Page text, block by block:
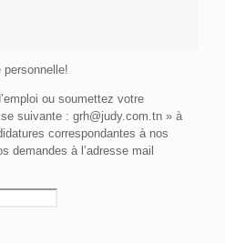
personnelle!
ou soumettez votre
suivante : grh@judy.com.tn » à
correspondantes à nos
demandes à l’adresse mail